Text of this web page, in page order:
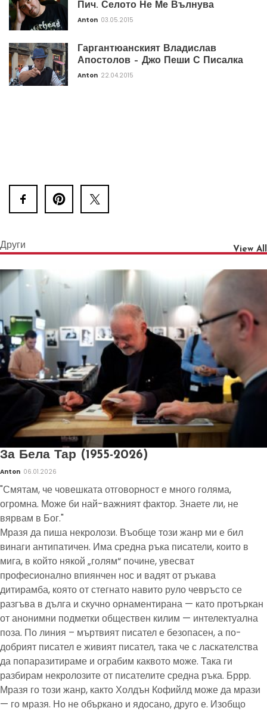
Пич. Селото Не Ме Вълнува
Anton 03.05.2015
Гаргантюанският Владислав
Апостолов – Джо Пеши С Писалка
Anton 22.04.2015
Други View All
За Бела Тар (1955-2026)
Anton 06.01.2026
"Смятам, че човешката отговорност е много голяма,
огромна. Може би най-важният фактор. Знаете ли, не
вярвам в Бог."
Мразя да пиша некролози. Въобще този жанр ми е бил
винаги антипатичен. Има средна ръка писатели, които в
мига, в който някой „голям“ почине, увесват
професионално впиянчен нос и вадят от ръкава
дитирамба, която от стегнато навито руло чевръсто се
разгъва в дълга и скучно орнаментирана — като протъркан
от анонимни подметки обществен килим — интелектуална
поза. По линия – мъртвият писател е безопасен, а по-
добрият писател е живият писател, така че с ласкателства
да попаразитираме и ограбим каквото може. Така ги
разбирам некролозите от писателите средна ръка. Бррр.
Мразя го този жанр, както Холдън Кофийлд може да мрази
— го мразя. Но не объркано и ядосано, друго е. Изобщо